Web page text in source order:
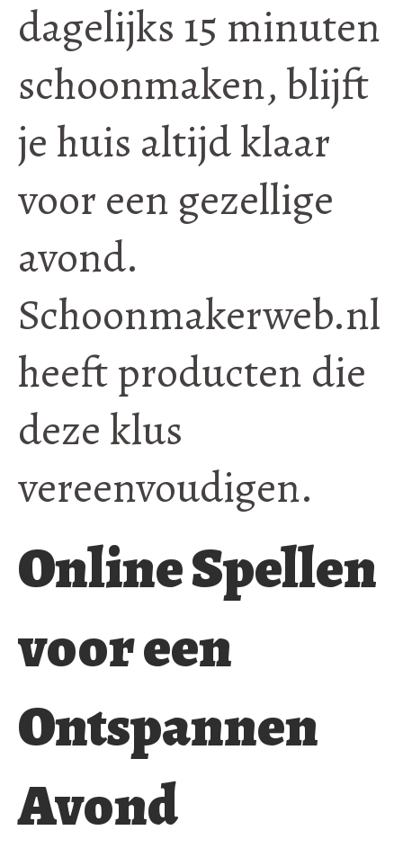
dagelijks 15 minuten
schoonmaken, blijft
je huis altijd klaar
voor een gezellige
avond.
Schoonmakerweb.nl
heeft producten die
deze klus
vereenvoudigen.
Online Spellen
voor een
Ontspannen
Avond